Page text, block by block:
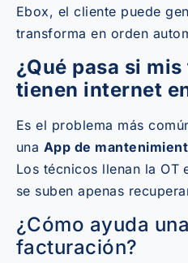
Ebox, el cliente puede
transforma en orden
¿Qué pasa si
tienen internet
Es el problema más
una App de
Los técnicos llenan la OT
se suben apenas
¿Cómo ayuda
facturación?